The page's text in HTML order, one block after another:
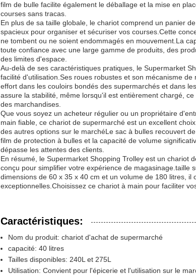
film de bulle facilite également le déballage et la mise en
courses sans tracas.
En plus de sa taille globale, le chariot comprend un panier
spacieux pour organiser et sécuriser vos courses.Cette
ne tombent ou ne soient endommagés en mouvement.La
toute confiance avec une large gamme de produits, des
des limites d'espace.
Au-delà de ses caractéristiques pratiques, le Supermarket
facilité d'utilisation.Ses roues robustes et son mécanisme
effort dans les couloirs bondés des supermarchés et dans
assure la stabilité, même lorsqu'il est entièrement chargé,
des marchandises.
Que vous soyez un acheteur régulier ou un propriétaire
main fiable, ce chariot de supermarché est un excellent
des autres options sur le marchéLe sac à bulles recouvert
film de protection à bulles et la capacité de volume
dépasse les attentes des clients.
En résumé, le Supermarket Shopping Trolley est un chariot
conçu pour simplifier votre expérience de magasinage.taille
dimensions de 60 x 35 x 40 cm et un volume de 180 litres,
exceptionnelles.Choisissez ce chariot à main pour faciliter
Caractéristiques:
Nom du produit: chariot d'achat de supermarché
capacité: 40 litres
Tailles disponibles: 240L et 275L
Utilisation: Convient pour l'épicerie et l'utilisation sur le